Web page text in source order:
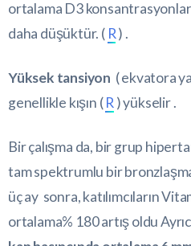
ortalama D3
daha düşüktür. ( R) .
Yüksek tansiyon ( ekvatora
genellikle kışın (R) yükselir .
Bir çalışma da, bir grup
tam spektrumlu bir
üç ay sonra, katılımcıların
ortalama% 180 artış oldu